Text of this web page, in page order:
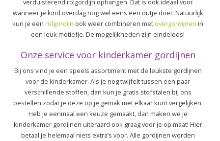
verduisterend rolgordijn ophangen. Dat is ook ideaal voor
wanneer je kind overdag nog wel eens een dutje doet. Natuurlijk
kun je een rolgordijn ook weer combineren met overgordijnen in
een leuk motiefje. De mogelijkheden zijn eindeloos!
Onze service voor kinderkamer gordijnen
Bij ons vind je een speels assortiment met de leukste gordijnen
voor de kinderkamer. Als je nog twijfelt tussen een paar
verschillende stoffen, dan kun je gratis stofstalen bij ons
bestellen zodat je deze op je gemak met elkaar kunt vergelijken.
Heb je eenmaal een keuze gemaakt, dan maken we je
kinderkamer gordijnen uiteraard ook graag voor je op maat! Hier
betaal je helemaal niets extra’s voor. Alle gordijnen worden